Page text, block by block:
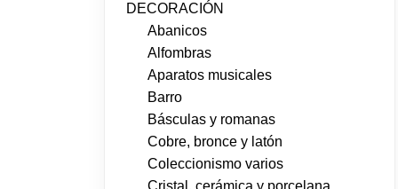
DECORACIÓN
Abanicos
Alfombras
Aparatos musicales
Barro
Básculas y romanas
Cobre, bronce y latón
Coleccionismo varios
Cristal, cerámica y porcelana